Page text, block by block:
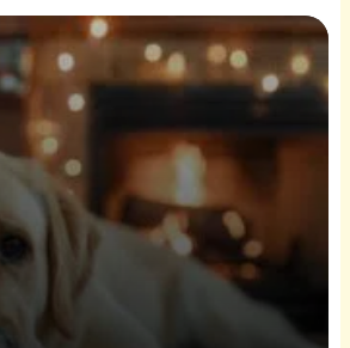
améliorer le bien-être